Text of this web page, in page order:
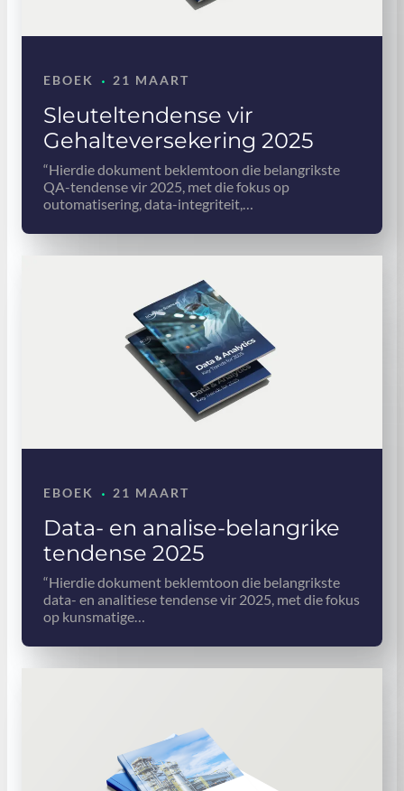
Sleuteltendense vir
Gehalteversekering 2025
EBOEK · 21 MAART
“Hierdie dokument beklemtoon die belangrikste
QA-tendense vir 2025, met die fokus op
outomatisering, data-integriteit,…
Data- en analise-belangrike
tendense 2025
EBOEK · 21 MAART
“Hierdie dokument beklemtoon die belangrikste
data- en analitiese tendense vir 2025, met die fokus
op kunsmatige…